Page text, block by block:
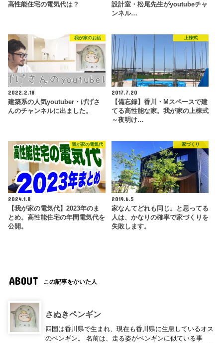
高性能住宅の電気代は？
設計室・松尾先生がyoutubeチャ
ンネル…
我が家のお話
2022.2.18
建築系の人気youtuber・げげさ
んのチャンネルに出ました。
上棟式
2017.7.20
【備忘録】香川・Mスペースで建
てる高性能な家。我が家の上棟式
～夜明け…
我が家の電気代
2024.1.8
【我が家の電気代】2023年のま
とめ。高性能住宅の年間電気代を
公開。
家づくり
2019.6.5
家なんてどれも同じ。と思ってる
人は、かなりの確率で家づくりを
失敗します。
ABOUT この記事をかいた人
さぬきペンギン
四国は香川県で生まれ、現在も香川県に生息しているオス
のペンギン。 名前は、走る姿がペンギンに似ている事